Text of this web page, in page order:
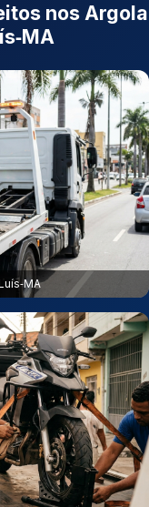
nos Argola